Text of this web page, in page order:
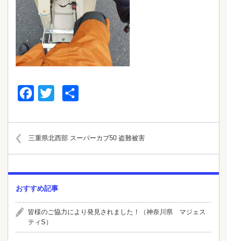
Facebook
Twitter
三重県北西部 スーパーカブ50 盗難被害
おすすめ記事
皆様のご協力により発見されました！（神奈川県 マジェス
ティS）